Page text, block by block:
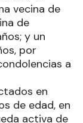
vecina de
de
y un
por
a
en
de edad, en
activa de